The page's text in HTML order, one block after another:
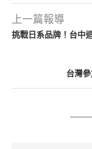
上一篇報導
挑戰日系品牌！台中
台灣